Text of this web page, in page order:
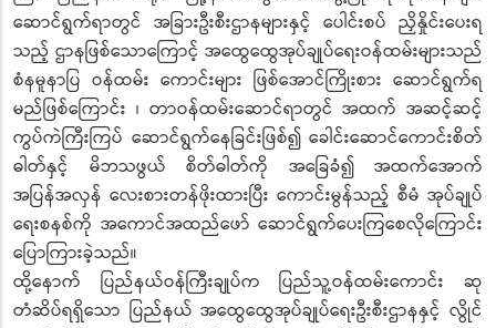
ဆောင်ရွက်ရာတွင် အခြားဦးစီးဌာနများနှင့် ပေါင်းစပ် ညှိနှိုင်းပေးရ
သည့် ဌာနဖြစ်သောကြောင့် အထွေထွေအုပ်ချုပ်ရေးဝန်ထမ်းများသည်
စံနမူနာပြ ဝန်ထမ်း ကောင်းများ ဖြစ်အောင်ကြိုးစား ဆောင်ရွက်ရ
မည်ဖြစ်ကြောင်း ၊ တာဝန်ထမ်းဆောင်ရာတွင် အထက် အဆင့်ဆင့်
ကွပ်ကဲကြီးကြပ် ဆောင်ရွက်နေခြင်းဖြစ်၍ ခေါင်းဆောင်ကောင်းစိတ်
ဓါတ်နှင့် မိဘသဖွယ် စိတ်ဓါတ်ကို အခြေခံ၍ အထက်အောက်
အပြန်အလှန် လေးစားတန်ဖိုးထားပြီး ကောင်းမွန်သည့် စီမံ အုပ်ချုပ်
ရေးစနစ်ကို အကောင်အထည်ဖော် ဆောင်ရွက်ပေးကြစေလိုကြောင်း
ပြောကြားခဲ့သည်။
ထို့နောက် ပြည်နယ်ဝန်ကြီးချုပ်က ပြည်သူ့ဝန်ထမ်းကောင်း ဆု
တံဆိပ်ရရှိသော ပြည်နယ် အထွေထွေအုပ်ချုပ်ရေးဦးစီးဌာနနှင့် လွိုင်